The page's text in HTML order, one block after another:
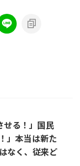
せる！」国民
」本当は新た
なく、従来ど